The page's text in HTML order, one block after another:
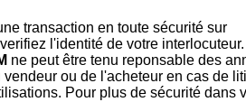
transaction en toute sécurité sur
l'identité de votre
ne peut être tenu reponsable des
ou de l'acheteur en cas de
Pour plus de sécurité dans